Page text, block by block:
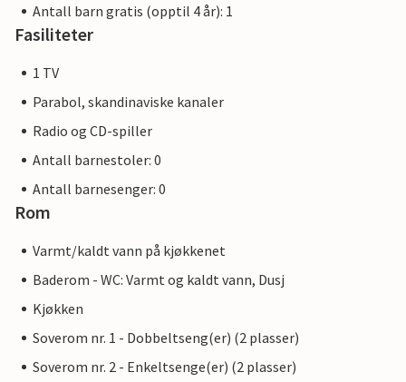
Antall barn gratis (opptil 4 år): 1
Fasiliteter
1 TV
Parabol, skandinaviske kanaler
Radio og CD-spiller
Antall barnestoler: 0
Antall barnesenger: 0
Rom
Varmt/kaldt vann på kjøkkenet
Baderom - WC: Varmt og kaldt vann, Dusj
Kjøkken
Soverom nr. 1 - Dobbeltseng(er) (2 plasser)
Soverom nr. 2 - Enkeltsenge(er) (2 plasser)